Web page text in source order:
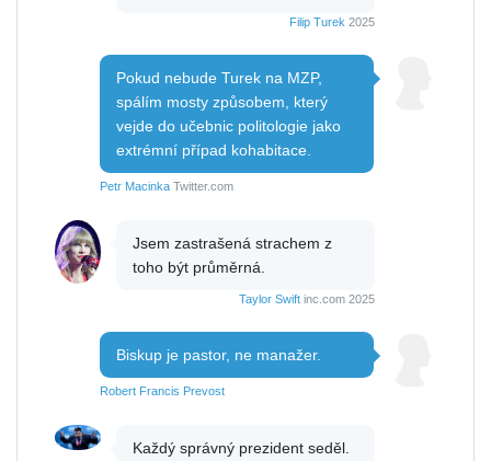
Filip Turek 2025
Pokud nebude Turek na MZP,
spálím mosty způsobem, který
vejde do učebnic politologie jako
extrémní případ kohabitace.
Petr Macinka Twitter.com
Jsem zastrašená strachem z
toho být průměrná.
Taylor Swift inc.com 2025
Biskup je pastor, ne manažer.
Robert Francis Prevost
Každý správný prezident seděl.